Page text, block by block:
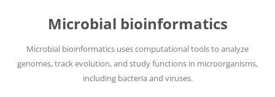
Microbial bioinformatics
Microbial bioinformatics uses computational tools to analyze
genomes, track evolution, and study functions in microorganisms,
including bacteria and viruses.